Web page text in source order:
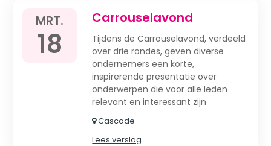
MRT.
18
Carrouselavond
Tijdens de Carrouselavond, verdeeld
over drie rondes, geven diverse
ondernemers een korte,
inspirerende presentatie over
onderwerpen die voor alle leden
relevant en interessant zijn
Cascade
Lees verslag